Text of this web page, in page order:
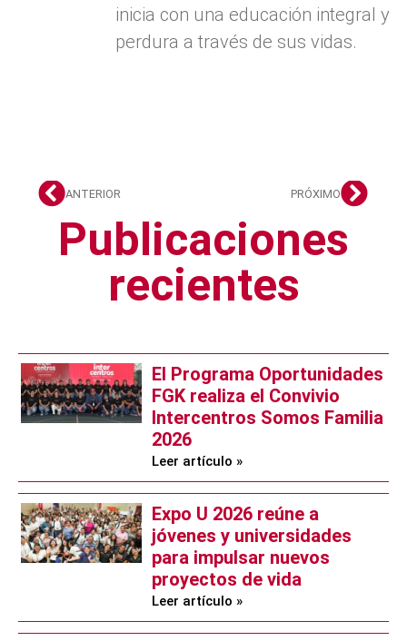
inicia con una educación integral y
perdura a través de sus vidas.
ANTERIOR PRÓXIMO
Publicaciones
recientes
El Programa Oportunidades
FGK realiza el Convivio
Intercentros Somos Familia
2026
Leer artículo »
Expo U 2026 reúne a
jóvenes y universidades
para impulsar nuevos
proyectos de vida
Leer artículo »